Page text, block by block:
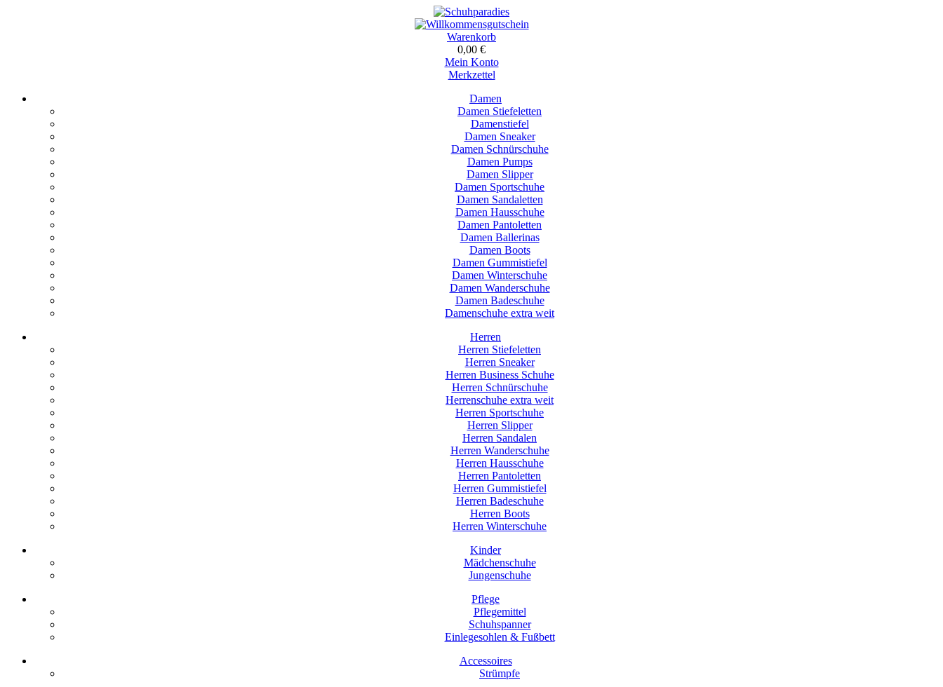
Warenkorb
0,00 €
Mein Konto
Merkzettel
Damen
Damen Stiefeletten
Damenstiefel
Damen Sneaker
Damen Schnürschuhe
Damen Pumps
Damen Slipper
Damen Sportschuhe
Damen Sandaletten
Damen Hausschuhe
Damen Pantoletten
Damen Ballerinas
Damen Boots
Damen Gummistiefel
Damen Winterschuhe
Damen Wanderschuhe
Damen Badeschuhe
Damenschuhe extra weit
Herren
Herren Stiefeletten
Herren Sneaker
Herren Business Schuhe
Herren Schnürschuhe
Herrenschuhe extra weit
Herren Sportschuhe
Herren Slipper
Herren Sandalen
Herren Wanderschuhe
Herren Hausschuhe
Herren Pantoletten
Herren Gummistiefel
Herren Badeschuhe
Herren Boots
Herren Winterschuhe
Kinder
Mädchenschuhe
Jungenschuhe
Pflege
Pflegemittel
Schuhspanner
Einlegesohlen & Fußbett
Accessoires
Strümpfe